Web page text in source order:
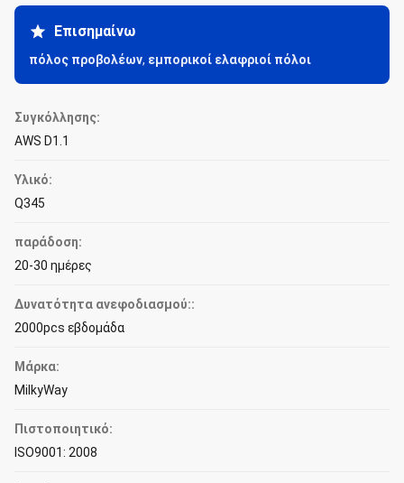
Επισημαίνω
πόλος προβολέων, εμπορικοί ελαφριοί πόλοι
Συγκόλλησης:
AWS D1.1
Υλικό:
Q345
παράδοση:
20-30 ημέρες
Δυνατότητα ανεφοδιασμού::
2000pcs εβδομάδα
Μάρκα:
MilkyWay
Πιστοποιητικό:
ISO9001: 2008